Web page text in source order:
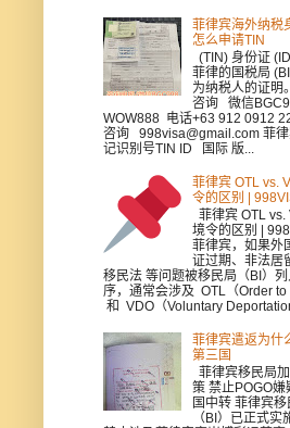
菲律宾海外纳税
怎么申请TIN
(TIN) 身份证
菲律的国税局
为纳税人的证明
咨询 微信
WOW888 电话+63 912 0912
咨询 998visa@gmail.com 菲
记识别号TIN ID 国际 版...
菲律宾 OTL vs.
令的区别 |
菲律宾 OTL vs.
境令的区别 |
菲律宾，如果外
证过期、非法居
移民法 等问题被移民局（BI）
序，通常会涉及 OTL（Order to
和 VDO（Voluntary
菲律宾遣返为什
第三国
菲律宾移民局
策 禁止POGO嫌
国中转 菲律宾移
（BI）已正式实